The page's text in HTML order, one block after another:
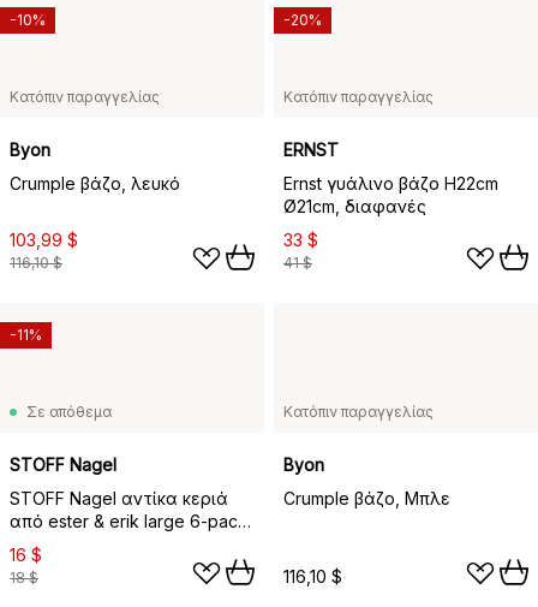
Κατόπιν παραγγελίας
Byon
Crumple βάζο, λευκό
103,99 $
116,10 $
-10%
Κατόπιν παραγγελίας
ERNST
Ernst γυάλινο βάζο H22cm
Ø21cm, διαφανές
33 $
41 $
-20%
Σε απόθεμα
STOFF Nagel
STOFF Nagel αντίκα κεριά
από ester & erik large 6-pack,
Υπόλευκο
16 $
18 $
-11%
Κατόπιν παραγγελίας
Byon
Crumple βάζο, Μπλε
116,10 $